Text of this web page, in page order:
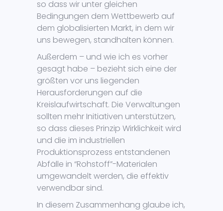
so dass wir unter gleichen
Bedingungen dem Wettbewerb auf
dem globalisierten Markt, in dem wir
uns bewegen, standhalten können.
Außerdem – und wie ich es vorher
gesagt habe – bezieht sich eine der
größten vor uns liegenden
Herausforderungen auf die
Kreislaufwirtschaft. Die Verwaltungen
sollten mehr Initiativen unterstützen,
so dass dieses Prinzip Wirklichkeit wird
und die im industriellen
Produktionsprozess entstandenen
Abfälle in “Rohstoff”-Materialen
umgewandelt werden, die effektiv
verwendbar sind.
In diesem Zusammenhang glaube ich,